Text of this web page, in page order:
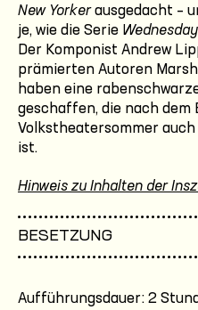
New Yorkerausgedacht –
je, wie die Serie Wednesday
Der Komponist Andrew
prämierten Autoren
haben eine
geschaffen, die nach dem
Volkstheatersommer auch
ist.
Hinweis zu Inhalten der
BESETZUNG
Aufführungsdauer: 2